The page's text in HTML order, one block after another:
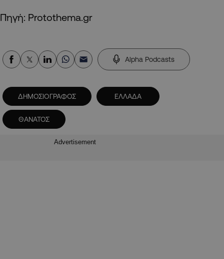
Πηγή: Protothema.gr
Alpha Podcasts
ΔΗΜΟΣΙΟΓΡΑΦΟΣ ΕΛΛΑΔΑ
ΘΑΝΑΤΟΣ
Advertisement